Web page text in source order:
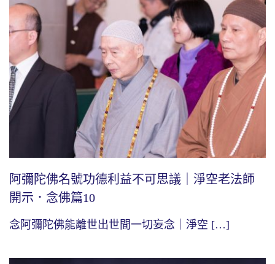
阿彌陀佛名號功德利益不可思議｜淨空老法師
開示．念佛篇10
念阿彌陀佛能離世出世間一切妄念｜淨空 […]